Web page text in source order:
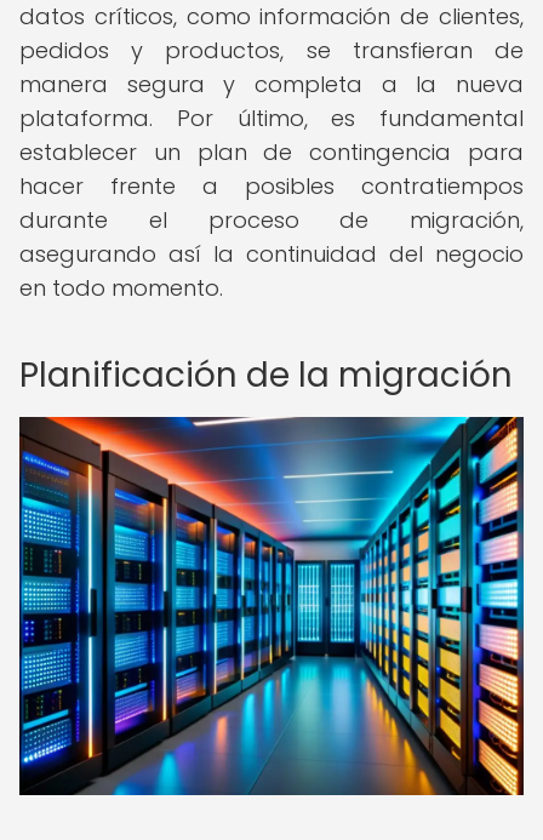
datos críticos, como información de clientes,
pedidos y productos, se transfieran de
manera segura y completa a la nueva
plataforma. Por último, es fundamental
establecer un plan de contingencia para
hacer frente a posibles contratiempos
durante el proceso de migración,
asegurando así la continuidad del negocio
en todo momento.
Planificación de la migración